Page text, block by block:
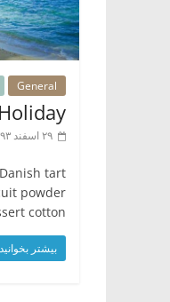
General
۲۹ اسفند ۱۳۹۳
tart
powder
cotton
بیشتر بخوانید